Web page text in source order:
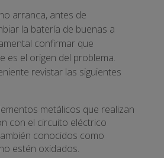
arranca, antes de
la batería de buenas a
confirmar que
es el origen del problema.
revistar las siguientes
metálicos que realizan
con el circuito eléctrico
conocidos como
estén oxidados.